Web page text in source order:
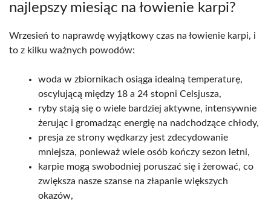
najlepszy miesiąc na łowienie karpi?
Wrzesień to naprawdę wyjątkowy czas na łowienie karpi, i
to z kilku ważnych powodów:
woda w zbiornikach osiąga idealną temperaturę,
oscylującą między 18 a 24 stopni Celsjusza,
ryby stają się o wiele bardziej aktywne, intensywnie
żerując i gromadząc energię na nadchodzące chłody,
presja ze strony wędkarzy jest zdecydowanie
mniejsza, ponieważ wiele osób kończy sezon letni,
karpie mogą swobodniej poruszać się i żerować, co
zwiększa nasze szanse na złapanie większych
okazów,